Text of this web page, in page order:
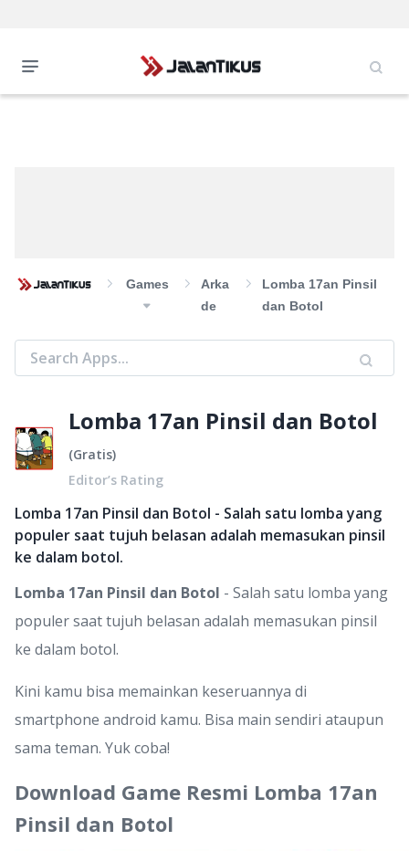
Games
Arka
De
Lomba 17an Pinsil
dan Botol
Lomba 17an Pinsil dan Botol
(Gratis)
Editor’s Rating
Lomba 17an Pinsil dan Botol - Salah satu lomba yang
populer saat tujuh belasan adalah memasukan pinsil
ke dalam botol.
Lomba 17an Pinsil dan Botol - Salah satu lomba yang
populer saat tujuh belasan adalah memasukan pinsil
ke dalam botol.
Kini kamu bisa memainkan keseruannya di
smartphone android kamu. Bisa main sendiri ataupun
sama teman. Yuk coba!
Download Game Resmi Lomba 17an
Pinsil dan Botol